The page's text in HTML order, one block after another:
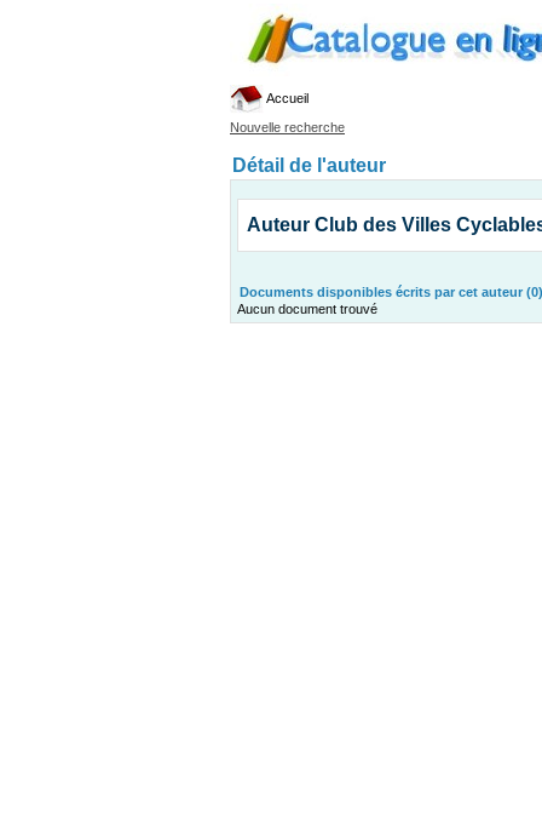
Accueil
Nouvelle recherche
Détail de l'auteur
Auteur Club des Villes
Documents disponibles écrits par cet auteur (0)
Aucun document trouvé